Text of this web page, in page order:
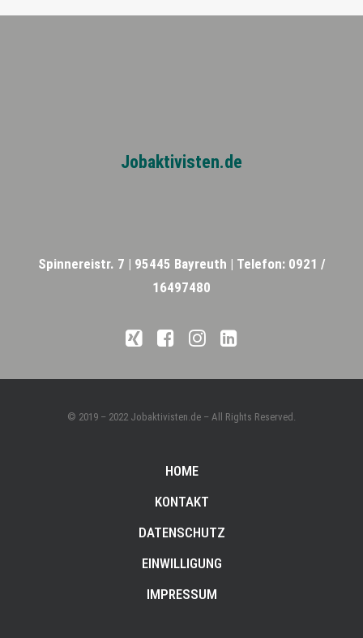
Jobaktivisten.de
Spinnereistr. 7 | 95445 Bayreuth | Telefon: 0921 /
16497480
© 2019 – 2022 Jobaktivisten.de – All Rights Reserved.
HOME
KONTAKT
DATENSCHUTZ
EINWILLIGUNG
IMPRESSUM